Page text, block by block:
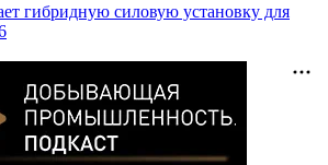
гибридную силовую установку для